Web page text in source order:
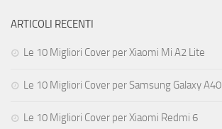
ARTICOLI RECENTI
Le 10 Migliori Cover per Xiaomi Mi A2 Lite
Le 10 Migliori Cover per Samsung Galaxy A40
Le 10 Migliori Cover per Xiaomi Redmi 6